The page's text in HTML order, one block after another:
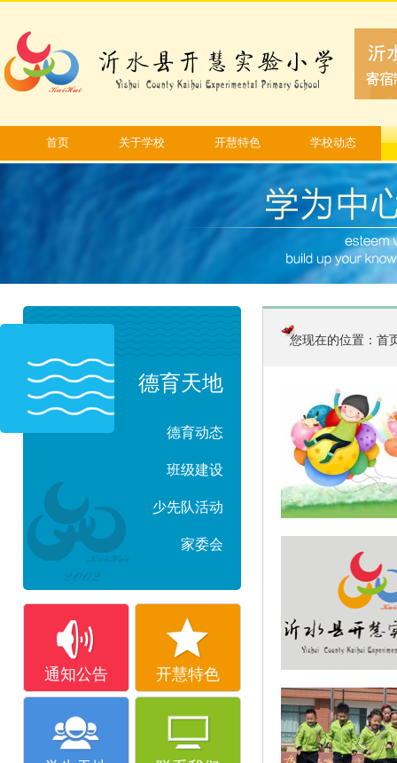
首页 关于学校 开慧特色 学校动态
德育天地
德育动态
班级建设
少先队活动
家委会
通知公告 开慧特色
您现在的位置： 首